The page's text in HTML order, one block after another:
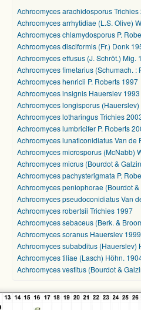
Achroomyces arachidosporus Trichies
Achroomyces arrhytidiae (L.S. Olive)
Achroomyces chlamydosporus P.
Achroomyces disciformis (Fr.) Donk
Achroomyces effusus (J. Schröt.) Mig.
Achroomyces fimetarius (Schumach. :
Achroomyces henricii P. Roberts 1997
Achroomyces insignis Hauerslev 1993
Achroomyces longisporus
Achroomyces lotharingus Trichies
Achroomyces lumbricifer P. Roberts
Achroomyces lunaticonidiatus Van de
Achroomyces microsporus (McNabb)
Achroomyces micrus (Bourdot &
Achroomyces pachysterigmata P.
Achroomyces peniophorae (Bourdot
Achroomyces pseudoconidiatus Van
Achroomyces robertsii Trichies 1997
Achroomyces sebaceus (Berk. &
Achroomyces soranus Hauerslev 1999
Achroomyces subabditus (Hauerslev)
Achroomyces tiliae (Lasch) Höhn.
Achroomyces vestitus (Bourdot &